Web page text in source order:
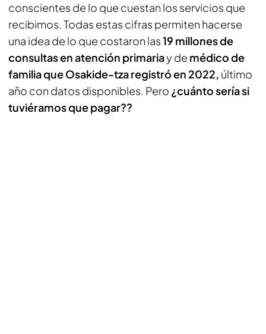
conscientes de lo que cuestan los servicios que
recibimos. Todas estas cifras permiten hacerse
una idea de lo que costaron las19 millones de
consultas en atención primariay de médico de
familia que Osakide-tza registró en 2022, último
año con datos disponibles. Pero ¿cuánto sería si
tuviéramos que pagar??